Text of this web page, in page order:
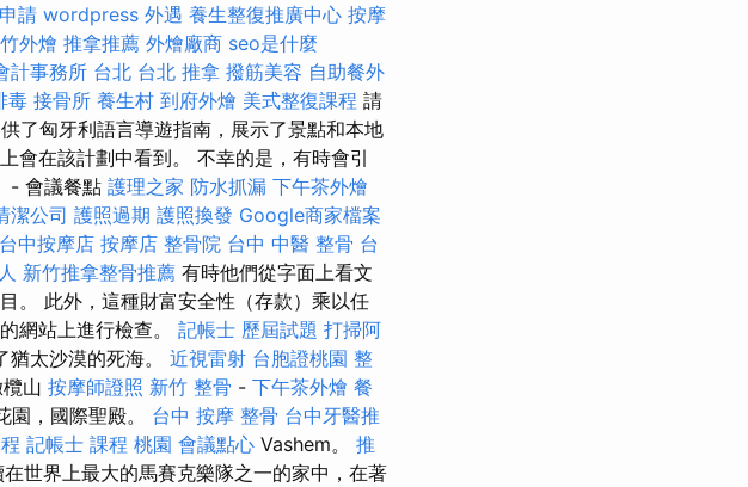
請 wordpress 外遇 養生整復推廣中心 按摩
外燴 推拿推薦 外燴廠商 seo是什麼
計事務所 台北 台北 推拿 撥筋美容 自助餐外
毒 接骨所 養生村 到府外燴 美式整復課程 請
了匈牙利語言導遊指南，展示了景點和本地
會在該計劃中看到。 不幸的是，有時會引
- 會議餐點 護理之家 防水抓漏 下午茶外燴
潔公司 護照過期 護照換發 Google商家檔案
台中按摩店 按摩店 整骨院 台中 中醫 整骨 台
新竹推拿整骨推薦 有時他們從字面上看文
。 此外，這種財富安全性（存款）乘以任
網站上進行檢查。 記帳士 歷屆試題 打掃阿
太沙漠的死海。 近視雷射 台胞證桃園 整
山 按摩師證照 新竹 整骨 - 下午茶外燴 餐
園，國際聖殿。 台中 按摩 整骨 台中牙醫推
記帳士 課程 桃園 會議點心 Vashem。 推
世界上最大的馬賽克樂隊之一的家中，在著